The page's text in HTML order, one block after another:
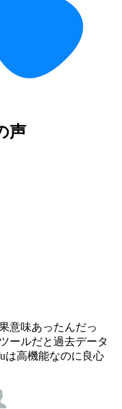
声
意味あったんだっ
ールだと過去データ
は高機能なのに良心